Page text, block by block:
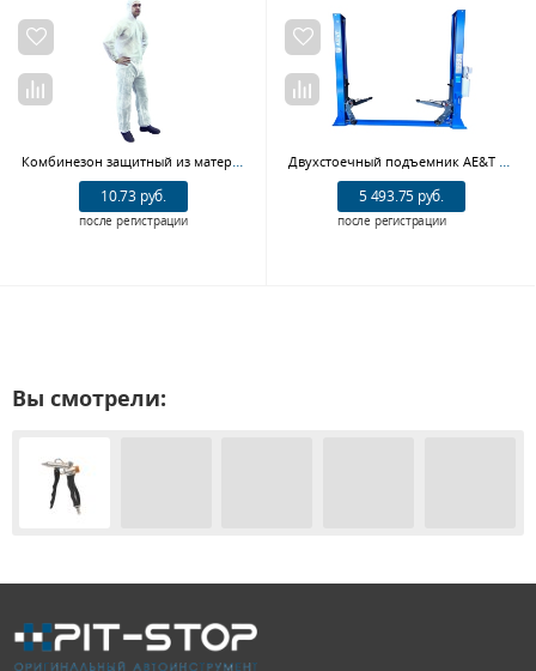
10.73 руб.
после регистрации
5 493.75 руб.
после регистрации
Вы смотрели: